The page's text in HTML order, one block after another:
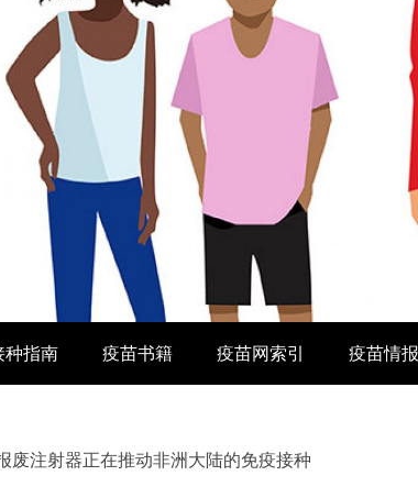
种指南 疫苗书籍 疫苗网索引 疫苗情
废注射器正在推动非洲大陆的免疫接种